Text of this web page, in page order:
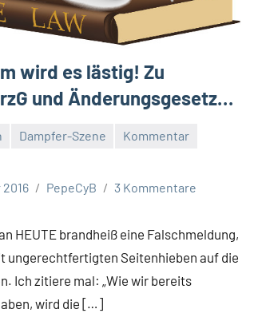
wird es lästig! Zu
und Änderungsgesetz…
Dampfer-Szene
Kommentar
PepeCyB 3 Kommentare
HEUTE brandheiß eine Falschmeldung,
ungerechtfertigten Seitenhieben auf die
Ich zitiere mal: „Wie wir bereits
wird die […]